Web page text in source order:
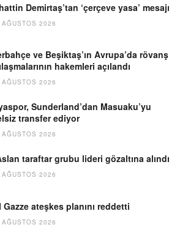
Demirtaş’tan ‘çerçeve yasa’ mesajı
AĞUSTOS 2026
ve Beşiktaş’ın Avrupa’da rövanş
hakemleri açılandı
AĞUSTOS 2026
Sunderland’dan Masuaku’yu
transfer ediyor
AĞUSTOS 2026
taraftar grubu lideri gözaltına alındı
AĞUSTOS 2026
Gazze ateşkes planını reddetti
AĞUSTOS 2026